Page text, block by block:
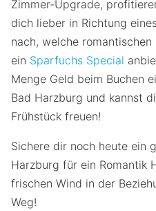
Zimmer-Upgrade,
dich lieber in Richtung
nach, welche
ein Sparfuchs Special
Menge Geld beim Buchen
Bad Harzburg und kannst
Frühstück freuen!
Sichere dir noch heute ein
Harzburg für ein Romantik
frischen Wind in der
Weg!